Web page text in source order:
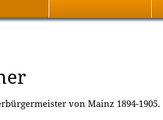
von Mainz 1894-1905.